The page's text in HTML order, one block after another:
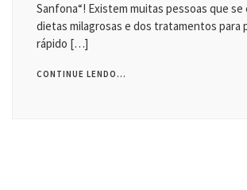
Sanfona“! Existem muitas pessoas que se
dietas milagrosas e dos tratamentos para
rápido […]
CONTINUE LENDO...